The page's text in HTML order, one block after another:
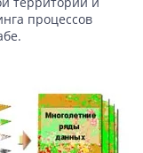
процессов